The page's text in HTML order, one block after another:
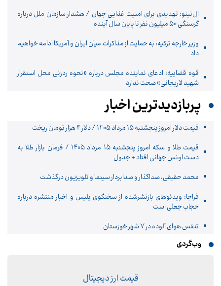
ال‌نینو؛ تهدیدی برای امنیت غذایی جهان / هشدار سازمان ملل درباره
گرسنگی ۵۰ میلیون نفر تا پایان سال آینده
وزیر خارجه ترکیه: به حمایت از مذاکرات میان ایران و آمریکا ادامه خواهیم
داد
قوه قضاییه: ادعای نماینده مجلس درباره «نحوه ردزنی محل استقرار
شهید لاریجانی» صحت ندارد
پربازدیدترین اخبار
قیمت دلار امروز پنجشنبه 15 مرداد 1405 / دلار ۴ هزار تومان ریخت
قیمت طلا و سکه امروز پنجشنبه ۱۵ مرداد ۱۴۰۵ / فرمان بازار طلا به
دست اونس جهانی افتاد + جدول
محمد حقیقی، صداگذار و صدابردار سینما و تلویزیون درگذشت
فراجا: ویدئوهای بازنشرشده از سخنگوی پلیس و اخبار منتشره درباره
حجاب جعلی است
تنفس هوای آلوده در ۷ شهر خوزستان
وب‌گردی
قیمت ارز دیجیتال